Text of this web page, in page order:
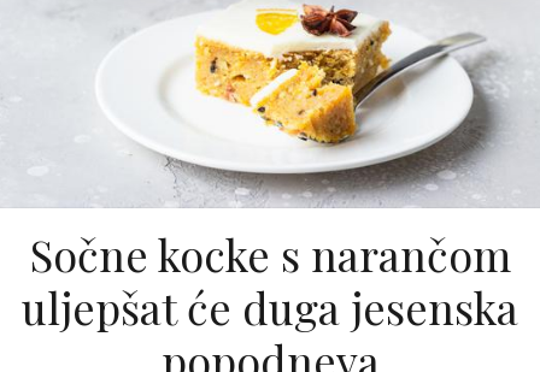
Sočne kocke s narančom
uljepšat će duga jesenska
popodneva